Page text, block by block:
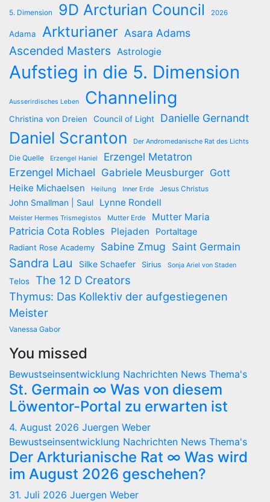
5. Dimension 9D Arcturian Council 2026
Adama Arkturianer Asara Adams
Ascended Masters Astrologie
Aufstieg in die 5. Dimension
Ausserirdisches Leben Channeling
Christina von Dreien Council of Light Danielle Gernandt
Daniel Scranton Der Andromedanische Rat des Lichts
Die Quelle Erzengel Haniel Erzengel Metatron
Erzengel Michael Gabriele Meusburger Gott
Heike Michaelsen Heilung Inner Erde Jesus Christus
John Smallman | Saul Lynne Rondell
Meister Hermes Trismegistos Mutter Erde Mutter Maria
Patricia Cota Robles Plejaden Portaltage
Radiant Rose Academy Sabine Zmug Saint Germain
Sandra Lau Silke Schaefer Sirius Sonja Ariel von Staden
Telos
The 12 D Creators
Thymus: Das Kollektiv der aufgestiegenen
Meister
Vanessa Gabor
You missed
Bewustseinsentwicklung Nachrichten News Thema's
St. Germain ∞ Was von diesem
Löwentor-Portal zu erwarten ist
4. August 2026 Juergen Weber
Bewustseinsentwicklung Nachrichten News Thema's
Der Arkturianische Rat ∞ Was wird
im August 2026 geschehen?
31. Juli 2026 Juergen Weber